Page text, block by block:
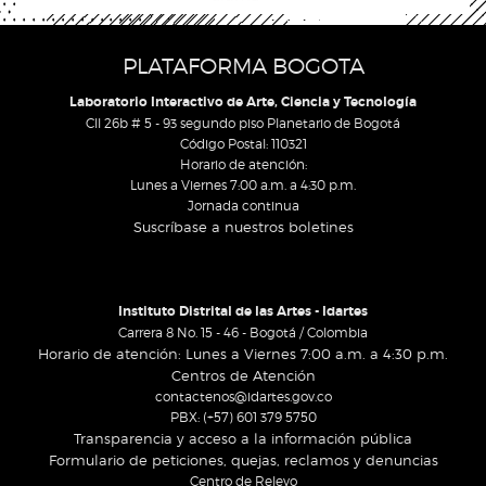
PLATAFORMA BOGOTA
Laboratorio Interactivo de Arte, Ciencia y Tecnología
Cll 26b # 5 - 93 segundo piso Planetario de Bogotá
Código Postal: 110321
Horario de atención:
Lunes a Viernes 7:00 a.m. a 4:30 p.m.
Jornada continua
Suscríbase a nuestros boletines
Instituto Distrital de las Artes - Idartes
Carrera 8 No. 15 - 46 - Bogotá / Colombia
Horario de atención: Lunes a Viernes 7:00 a.m. a 4:30 p.m.
Centros de Atención
contactenos@idartes.gov.co
PBX: (+57) 601 379 5750
Transparencia y acceso a la información pública
Formulario de peticiones, quejas, reclamos y denuncias
Centro de Relevo